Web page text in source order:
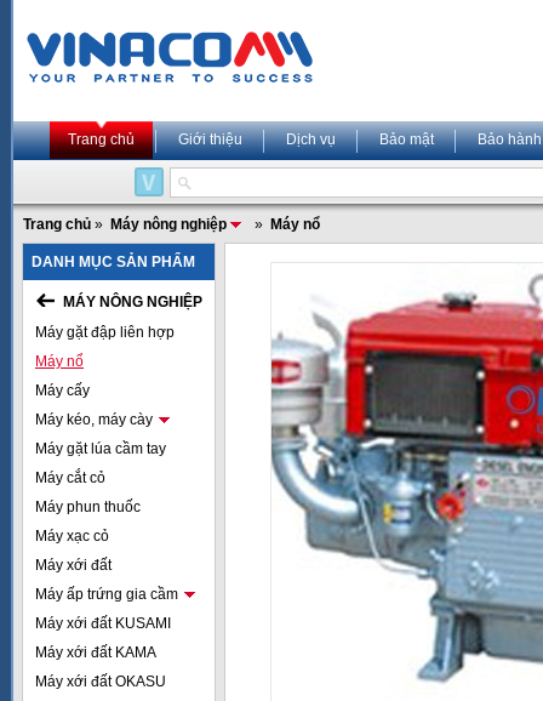
Trang chủ Giới thiệu Dịch vụ Bảo mật Bảo hành
Trang chủ » Máy nông nghiệp » Máy nổ
DANH MỤC SẢN PHẨM
MÁY NÔNG NGHIỆP
Máy gặt đập liên hợp
Máy nổ
Máy cấy
Máy kéo, máy cày
Máy gặt lúa cầm tay
Máy cắt cỏ
Máy phun thuốc
Máy xạc cỏ
Máy xới đất
Máy ấp trứng gia cầm
Máy xới đất KUSAMI
Máy xới đất KAMA
Máy xới đất OKASU